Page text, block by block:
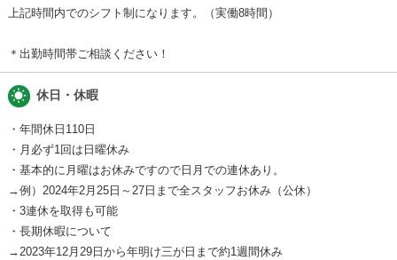
上記時間内でのシフト制になります。（実働8時間）
＊出勤時間帯ご相談ください！
wb_sunny 休日・休暇
・年間休日110日
・月必ず1回は日曜休み
・基本的に月曜はお休みですので日月での連休あり。
→例）2024年2月25日～27日まで全スタッフお休み（公休）
・3連休を取得も可能
・長期休暇について
→2023年12月29日から年明け三が日まで約1週間休み